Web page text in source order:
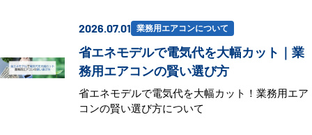
2026.07.01 業務用エアコンについて
省エネモデルで電気代を大幅カット｜業
務用エアコンの賢い選び方
省エネモデルで電気代を大幅カット！業務用エア
コンの賢い選び方について